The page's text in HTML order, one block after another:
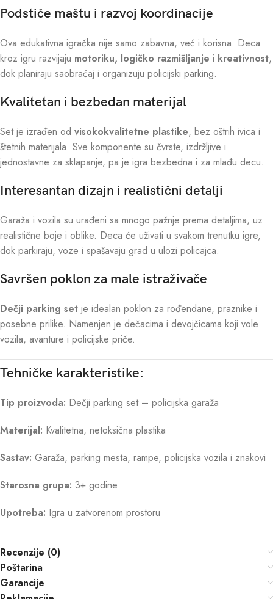
Podstiče maštu i razvoj koordinacije
Ova edukativna igračka nije samo zabavna, već i korisna. Deca
kroz igru razvijaju motoriku, logičko razmišljanje i kreativnost,
dok planiraju saobraćaj i organizuju policijski parking.
Kvalitetan i bezbedan materijal
Set je izrađen od visokokvalitetne plastike, bez oštrih ivica i
štetnih materijala. Sve komponente su čvrste, izdržljive i
jednostavne za sklapanje, pa je igra bezbedna i za mlađu decu.
Interesantan dizajn i realistični detalji
Garaža i vozila su urađeni sa mnogo pažnje prema detaljima, uz
realistične boje i oblike. Deca će uživati u svakom trenutku igre,
dok parkiraju, voze i spašavaju grad u ulozi policajca.
Savršen poklon za male istraživače
Dečji parking set je idealan poklon za rođendane, praznike i
posebne prilike. Namenjen je dečacima i devojčicama koji vole
vozila, avanture i policijske priče.
Tehničke karakteristike:
Tip proizvoda: Dečji parking set – policijska garaža
Materijal: Kvalitetna, netoksična plastika
Sastav: Garaža, parking mesta, rampe, policijska vozila i znakovi
Starosna grupa: 3+ godine
Upotreba: Igra u zatvorenom prostoru
Recenzije (0)
Poštarina
Garancije